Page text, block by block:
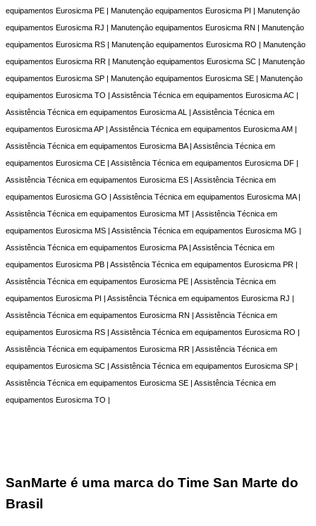
equipamentos Eurosicma PE | Manutençāo equipamentos Eurosicma PI | Manutençāo
equipamentos Eurosicma RJ | Manutençāo equipamentos Eurosicma RN | Manutençāo
equipamentos Eurosicma RS | Manutençāo equipamentos Eurosicma RO | Manutençāo
equipamentos Eurosicma RR | Manutençāo equipamentos Eurosicma SC | Manutençāo
equipamentos Eurosicma SP | Manutençāo equipamentos Eurosicma SE | Manutençāo
equipamentos Eurosicma TO | Assistência Técnica em equipamentos Eurosicma AC |
Assistência Técnica em equipamentos Eurosicma AL | Assistência Técnica em
equipamentos Eurosicma AP | Assistência Técnica em equipamentos Eurosicma AM |
Assistência Técnica em equipamentos Eurosicma BA | Assistência Técnica em
equipamentos Eurosicma CE | Assistência Técnica em equipamentos Eurosicma DF |
Assistência Técnica em equipamentos Eurosicma ES | Assistência Técnica em
equipamentos Eurosicma GO | Assistência Técnica em equipamentos Eurosicma MA |
Assistência Técnica em equipamentos Eurosicma MT | Assistência Técnica em
equipamentos Eurosicma MS | Assistência Técnica em equipamentos Eurosicma MG |
Assistência Técnica em equipamentos Eurosicma PA | Assistência Técnica em
equipamentos Eurosicma PB | Assistência Técnica em equipamentos Eurosicma PR |
Assistência Técnica em equipamentos Eurosicma PE | Assistência Técnica em
equipamentos Eurosicma PI | Assistência Técnica em equipamentos Eurosicma RJ |
Assistência Técnica em equipamentos Eurosicma RN | Assistência Técnica em
equipamentos Eurosicma RS | Assistência Técnica em equipamentos Eurosicma RO |
Assistência Técnica em equipamentos Eurosicma RR | Assistência Técnica em
equipamentos Eurosicma SC | Assistência Técnica em equipamentos Eurosicma SP |
Assistência Técnica em equipamentos Eurosicma SE | Assistência Técnica em
equipamentos Eurosicma TO |
SanMarte é uma marca do Time San Marte do
Brasil